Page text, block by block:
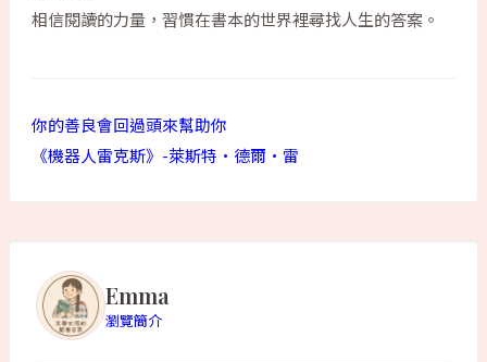
相信閱讀的力量，習慣在書本的世界裡尋找人生的答案。
你的善良會回過頭來幫助你
《機器人雷克斯》-萊斯特·德爾·雷
Emma
瀏覽簡介